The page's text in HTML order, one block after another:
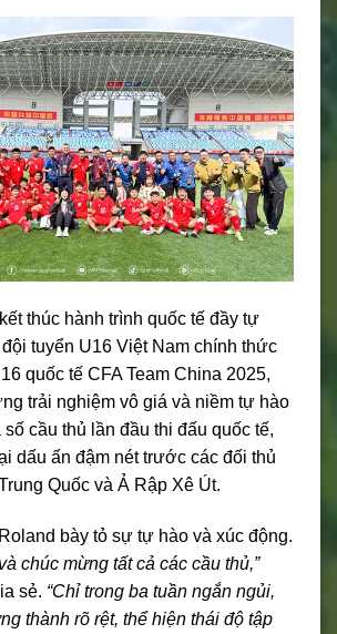
thúc hành trình quốc tế đầy tự
tuyển U16 Việt Nam chính thức
quốc tế CFA Team China 2025,
trải nghiệm vô giá và niềm tự hào
cầu thủ lần đầu thi đấu quốc tế,
dấu ấn đậm nét trước các đối thủ
Quốc và Ả Rập Xê Út.
bày tỏ sự tự hào và xúc động.
chúc mừng tất cả các cầu thủ,”
sẻ. “Chỉ trong ba tuần ngắn ngủi,
thành rõ rệt, thể hiện thái độ tập